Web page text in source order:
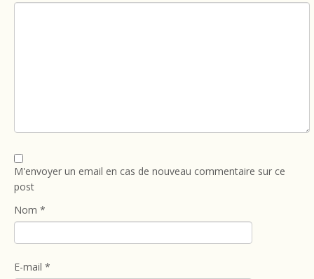
M'envoyer un email en cas de nouveau commentaire sur ce
post
Nom *
E-mail *